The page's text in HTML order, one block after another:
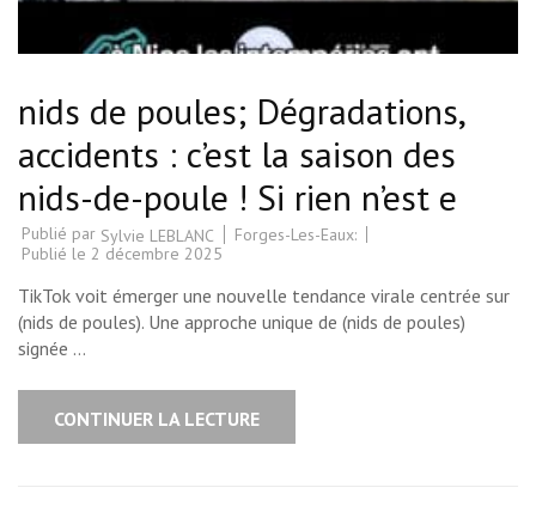
nids de poules; Dégradations,
accidents : c’est la saison des
nids-de-poule ! Si rien n’est e
Publié par Sylvie LEBLANC
Forges-Les-Eaux:
Publié le 2 décembre 2025
TikTok voit émerger une nouvelle tendance virale centrée sur
(nids de poules). Une approche unique de (nids de poules)
signée …
CONTINUER LA LECTURE